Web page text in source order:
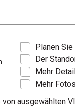
Planen
Der
Mehr
Mehr Fotos
von ausgewählten